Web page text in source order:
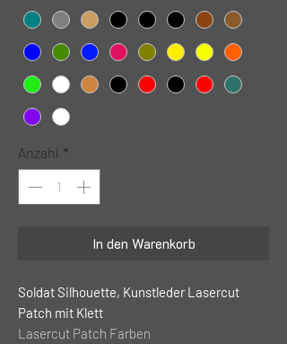
Anzahl *
In den Warenkorb
Soldat Silhouette, Kunstleder Lasercut
Patch mit Klett
Lasercut Patch Farben